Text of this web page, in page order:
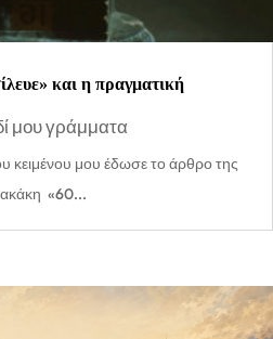
και η πραγματική
μου γράμματα
μου έδωσε το άρθρο της
«60...